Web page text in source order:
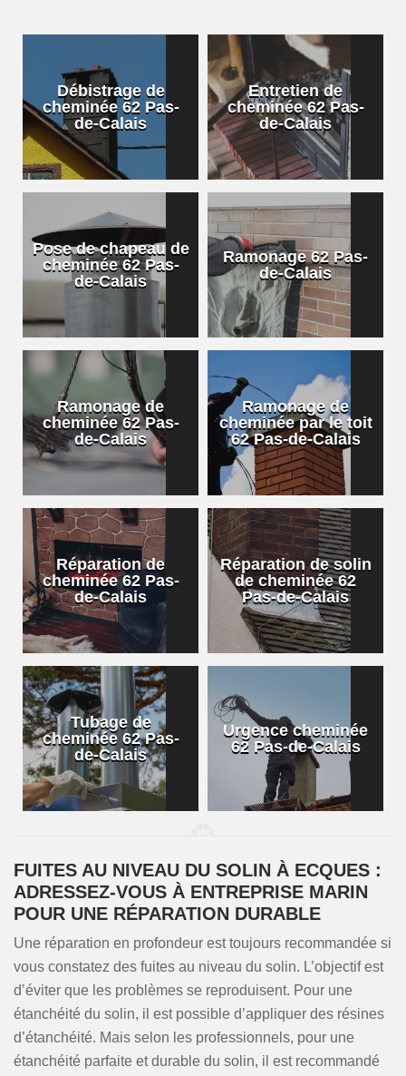
Débistrage de
cheminée 62 Pas-
de-Calais
Entretien de
cheminée 62 Pas-
de-Calais
Pose de chapeau de
cheminée 62 Pas-
de-Calais
Ramonage 62 Pas-
de-Calais
Ramonage de
cheminée 62 Pas-
de-Calais
Ramonage de
cheminée par le toit
62 Pas-de-Calais
Réparation de
cheminée 62 Pas-
de-Calais
Réparation de solin
de cheminée 62
Pas-de-Calais
Tubage de
cheminée 62 Pas-
de-Calais
Urgence cheminée
62 Pas-de-Calais
FUITES AU NIVEAU DU SOLIN À ECQUES :
ADRESSEZ-VOUS À ENTREPRISE MARIN
POUR UNE RÉPARATION DURABLE
Une réparation en profondeur est toujours recommandée si
vous constatez des fuites au niveau du solin. L’objectif est
d’éviter que les problèmes se reproduisent. Pour une
étanchéité du solin, il est possible d’appliquer des résines
d’étanchéité. Mais selon les professionnels, pour une
étanchéité parfaite et durable du solin, il est recommandé